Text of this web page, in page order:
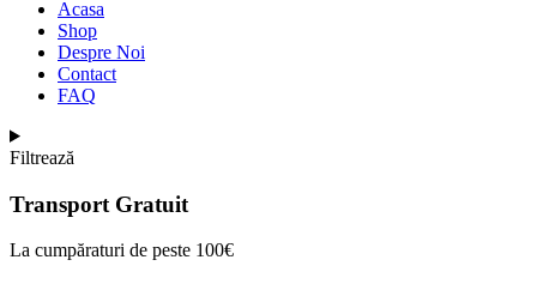
Acasa
Shop
Despre Noi
Contact
FAQ
Filtrează
Transport Gratuit
La cumpăraturi de peste 100€